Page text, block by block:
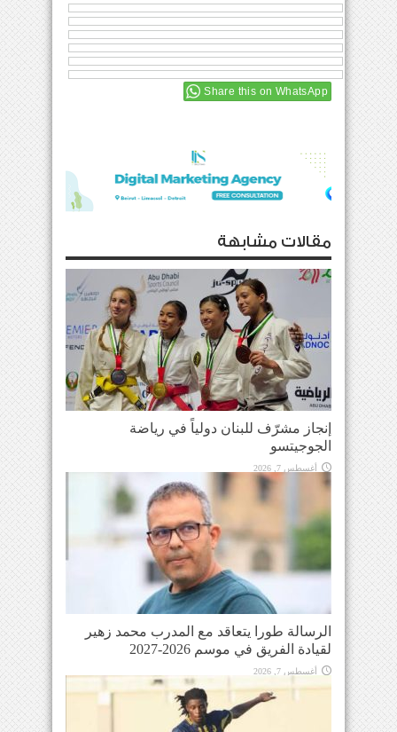
Share this on WhatsApp
مقالات مشابهة
إنجاز مشرّف للبنان دولياً في رياضة
الجوجيتسو
أغسطس 7, 2026
الرسالة طورا يتعاقد مع المدرب محمد زهير
لقيادة الفريق في موسم 2026-2027
أغسطس 7, 2026